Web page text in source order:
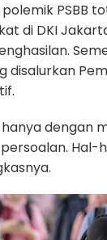
PSBB
di DKI
disalurkan
dengan
Hal-